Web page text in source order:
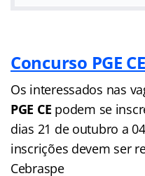
Concurso PGE CE
Os interessados nas
PGE CE podem se
dias 21 de outubro a
inscrições devem ser
Cebraspe